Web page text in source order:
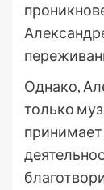
Однако,
только